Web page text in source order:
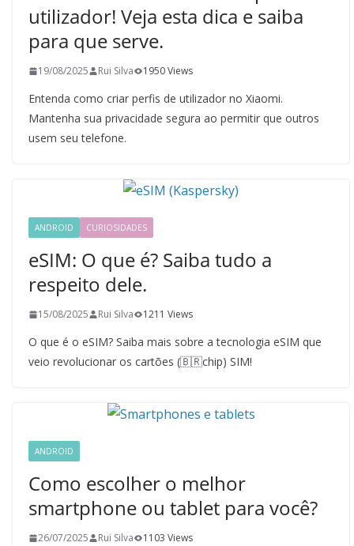
utilizador! Veja esta dica e saiba
para que serve.
19/08/2025 Rui Silva 1950 Views
Entenda como criar perfis de utilizador no Xiaomi.
Mantenha sua privacidade segura ao permitir que outros
usem seu telefone.
ANDROID CURIOSIDADES
eSIM: O que é? Saiba tudo a
respeito dele.
15/08/2025 Rui Silva 1211 Views
O que é o eSIM? Saiba mais sobre a tecnologia eSIM que
veio revolucionar os cartões (🇧🇷chip) SIM!
ANDROID
Como escolher o melhor
smartphone ou tablet para você?
26/07/2025 Rui Silva 1103 Views